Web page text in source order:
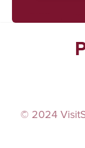
© 2024